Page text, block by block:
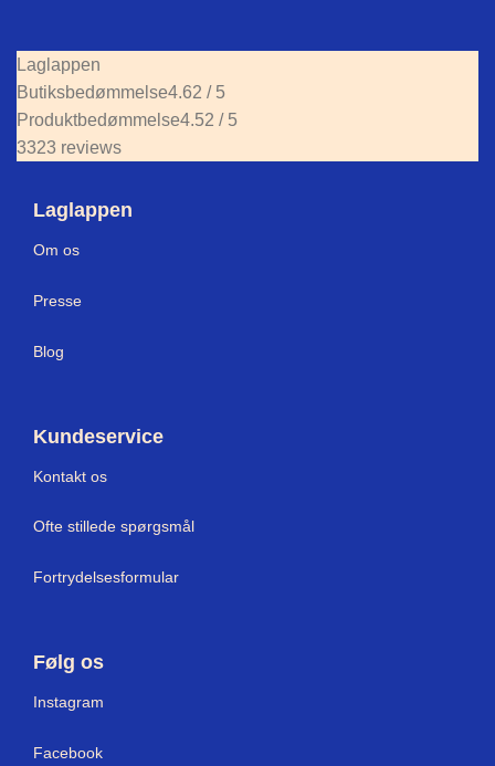
Laglappen
Butiksbedømmelse4.62 / 5
Produktbedømmelse4.52 / 5
3323 reviews
Laglappen
Om os
Presse
Blog
Kundeservice
Kontakt os
Ofte stillede spørgsmål
Fortrydelsesformular
Følg os
Instagram
Facebook